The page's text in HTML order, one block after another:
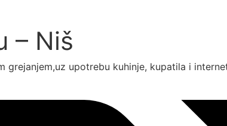
– Niš
grejanjem,uz upotrebu kuhinje, kupatila i